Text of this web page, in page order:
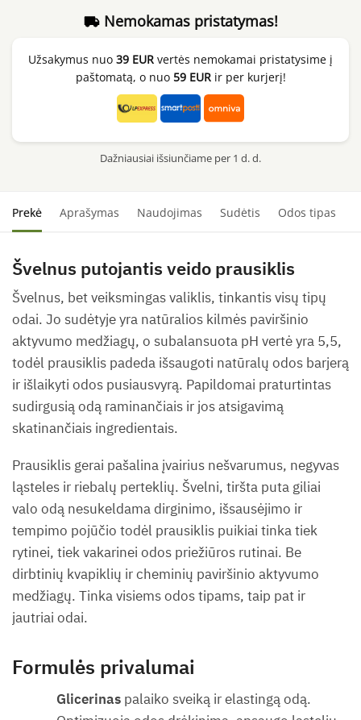
Nemokamas pristatymas!
Užsakymus nuo 39 EUR vertės nemokamai pristatysime į
paštomatą, o nuo 59 EURir per kurjerį!
Dažniausiai išsiunčiame per 1 d. d.
Prekė Aprašymas Naudojimas Sudėtis Odos tipas
Švelnus putojantis veido prausiklis
Švelnus, bet veiksmingas valiklis, tinkantis visų tipų
odai. Jo sudėtyje yra natūralios kilmės paviršinio
aktyvumo medžiagų, o subalansuota pH vertė yra 5,5,
todėl prausiklis padeda išsaugoti natūralų odos barjerą
ir išlaikyti odos pusiausvyrą. Papildomai praturtintas
sudirgusią odą raminančiais ir jos atsigavimą
skatinančiais ingredientais.
Prausiklis gerai pašalina įvairius nešvarumus, negyvas
ląsteles ir riebalų perteklių. Švelni, tiršta puta giliai
valo odą nesukeldama dirginimo, išsausėjimo ir
tempimo pojūčio todėl prausiklis puikiai tinka tiek
rytinei, tiek vakarinei odos priežiūros rutinai. Be
dirbtinių kvapiklių ir cheminių paviršinio aktyvumo
medžiagų. Tinka visiems odos tipams, taip pat ir
jautriai odai.
Formulės privalumai
Glicerinas palaiko sveiką ir elastingą odą.